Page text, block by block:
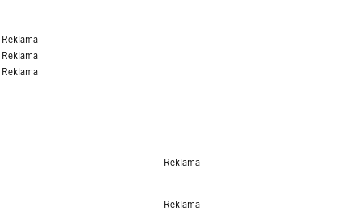
Reklama
Reklama
Reklama
Reklama
Reklama